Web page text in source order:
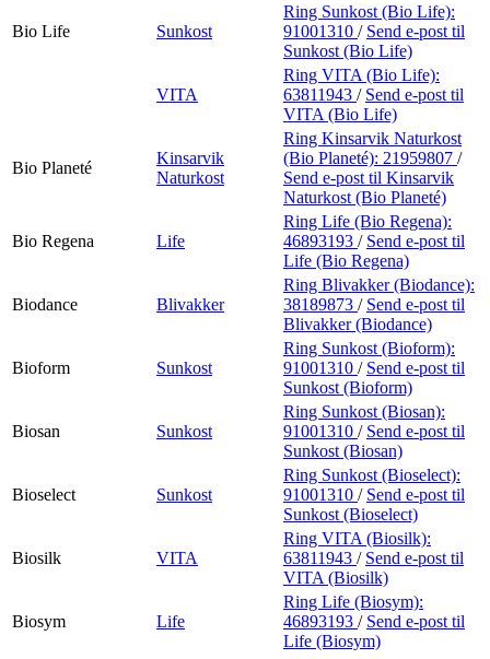
Bio Life Sunkost
Ring Sunkost (Bio Life):
91001310 / Send e-post til
Sunkost (Bio Life)
VITA
Ring VITA (Bio Life):
63811943 / Send e-post til
VITA (Bio Life)
Bio Planeté
Kinsarvik
Naturkost
Ring Kinsarvik Naturkost
(Bio Planeté): 21959807 /
Send e-post til Kinsarvik
Naturkost (Bio Planeté)
Bio Regena Life
Ring Life (Bio Regena):
46893193 / Send e-post til
Life (Bio Regena)
Biodance Blivakker
Ring Blivakker (Biodance):
38189873 / Send e-post til
Blivakker (Biodance)
Bioform Sunkost
Ring Sunkost (Bioform):
91001310 / Send e-post til
Sunkost (Bioform)
Biosan Sunkost
Ring Sunkost (Biosan):
91001310 / Send e-post til
Sunkost (Biosan)
Bioselect Sunkost
Ring Sunkost (Bioselect):
91001310 / Send e-post til
Sunkost (Bioselect)
Biosilk VITA
Ring VITA (Biosilk):
63811943 / Send e-post til
VITA (Biosilk)
Biosym Life
Ring Life (Biosym):
46893193 / Send e-post til
Life (Biosym)